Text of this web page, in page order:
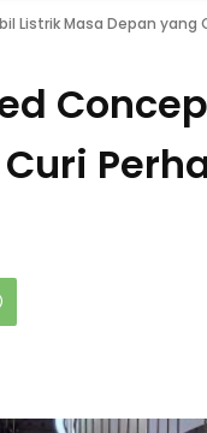
Listrik Masa Depan yang